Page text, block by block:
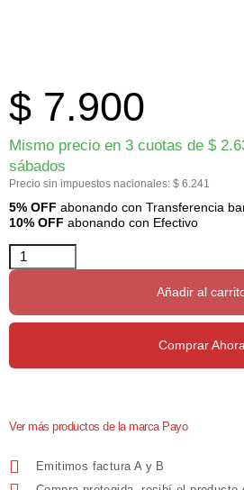
$ 7.900
Mismo precio en 3 cuotas de $
sábados
Precio sin impuestos nacionales: $ 6.241
5% OFF abonando con Transferencia
10% OFF abonando con Efectivo
Añadir al
Comprar Ahora
Ver más productos de la marca Payo
Emitimos factura A y B